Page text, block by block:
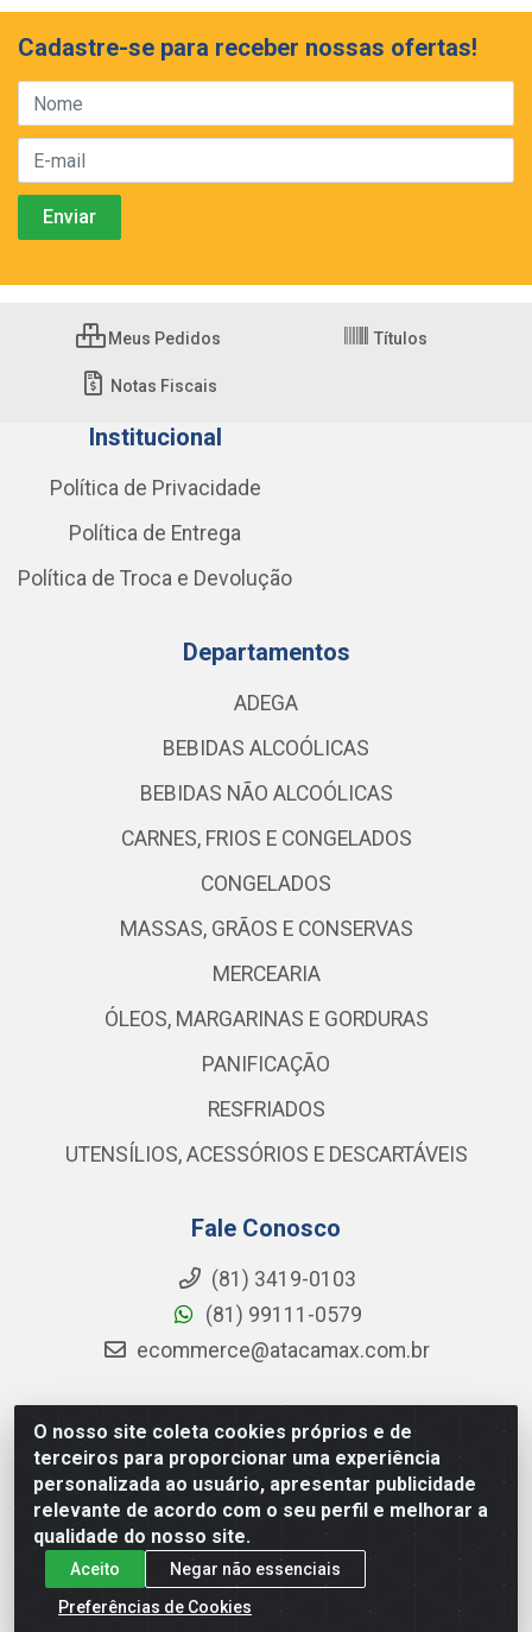
O nosso site coleta cookies próprios e de
terceiros para proporcionar uma experiência
personalizada ao usuário, apresentar publicidade
relevante de acordo com o seu perfil e melhorar a
qualidade do nosso site.
Aceito
Negar não essenciais
Preferências de Cookies
Cadastre-se para receber nossas ofertas!
Meus Pedidos Títulos
Notas Fiscais
Institucional
Política de Privacidade
Política de Entrega
Política de Troca e Devolução
Departamentos
ADEGA
BEBIDAS ALCOÓLICAS
BEBIDAS NÃO ALCOÓLICAS
CARNES, FRIOS E CONGELADOS
CONGELADOS
MASSAS, GRÃOS E CONSERVAS
MERCEARIA
ÓLEOS, MARGARINAS E GORDURAS
PANIFICAÇÃO
RESFRIADOS
UTENSÍLIOS, ACESSÓRIOS E DESCARTÁVEIS
Fale Conosco
(81) 3419-0103
(81) 99111-0579
ecommerce@atacamax.com.br
Atacamax Importadora de Alimentos LTDA - RODOVIA BR-
101 - SUL, KM 79,60 GP E GALPAO:D - Muribeca, Jaboatão dos
Guararapes - PE, 54355-010 - CNPJ 08.305.623/0001-84